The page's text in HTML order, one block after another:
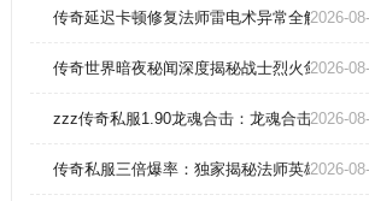
而且前期单体BOSS也是没那么
传奇延迟卡顿修复法师雷电术异常全解析
2026-
传奇世界暗夜秘闻深度揭秘战士烈火剑法终极
2026-
zzz传奇私服1.90龙魂合击：龙魂合击，复古
2026-
传奇私服三倍爆率：独家揭秘法师英雄冰咆哮
2026-